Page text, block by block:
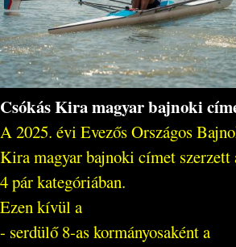
Csókás Kira magyar bajnoki
A 2025. évi Evezős Országos
Kira magyar bajnoki címet
4 pár kategóriában.
Ezen kívül a
- serdülő 8-as kormányosaként a